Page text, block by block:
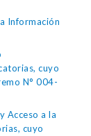
Información
cuyo
N° 004-
Acceso a la
cuyo